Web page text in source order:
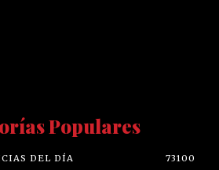
Populares
DEL DÍA
73100